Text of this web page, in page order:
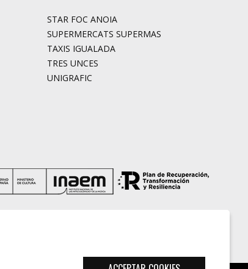
STAR FOC ANOIA
SUPERMERCATS SUPERMAS
TAXIS IGUALADA
TRES UNCES
UNIGRAFIC